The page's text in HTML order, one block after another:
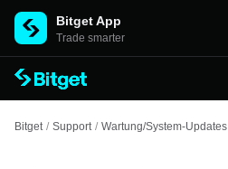
Bitget App
Trade smarter
Bitget / Support / Wartung/System-Updates